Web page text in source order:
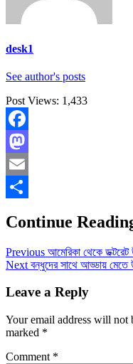
desk1
See author's posts
Post Views: 1,433
Facebook
Mastodon
Email
Continue
Previous আমেরিকা থেকে ডক্টরেট
Next বন্ধুদের সাথে আড্ডায় মেতে
Leave a Reply
Your email address will not
marked *
Comment *